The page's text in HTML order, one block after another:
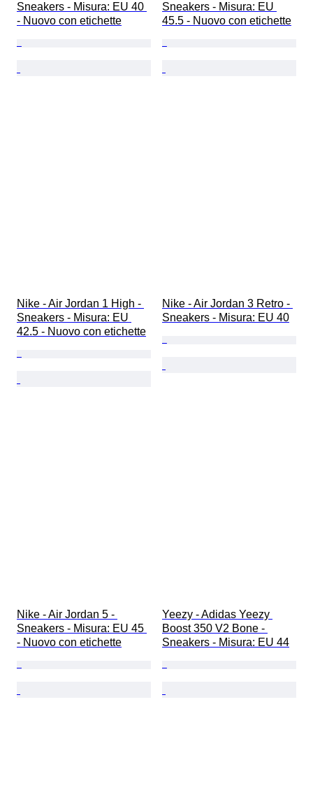
Sneakers - Misura: EU 40
- Nuovo con etichette
Sneakers - Misura: EU
45.5 - Nuovo con etichette
Nike - Air Jordan 1 High -
Sneakers - Misura: EU
42.5 - Nuovo con etichette
Nike - Air Jordan 3 Retro -
Sneakers - Misura: EU 40
Nike - Air Jordan 5 -
Sneakers - Misura: EU 45
- Nuovo con etichette
Yeezy - Adidas Yeezy
Boost 350 V2 Bone -
Sneakers - Misura: EU 44